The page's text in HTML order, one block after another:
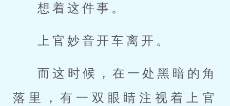
想着这件事。
上官妙音开车离开。
而这时候，在一处黑暗的角
落里，有一双眼睛注视着上官